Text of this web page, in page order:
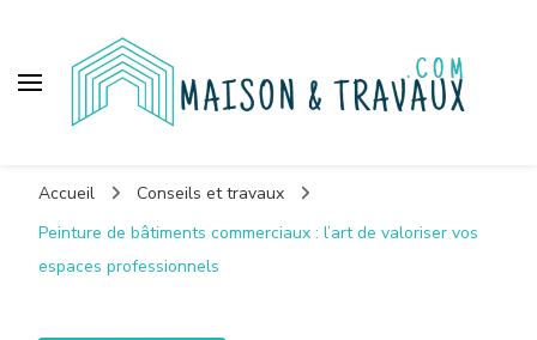
Accueil
Conseils et travaux
Peinture de bâtiments commerciaux : l’art de valoriser vos
espaces professionnels